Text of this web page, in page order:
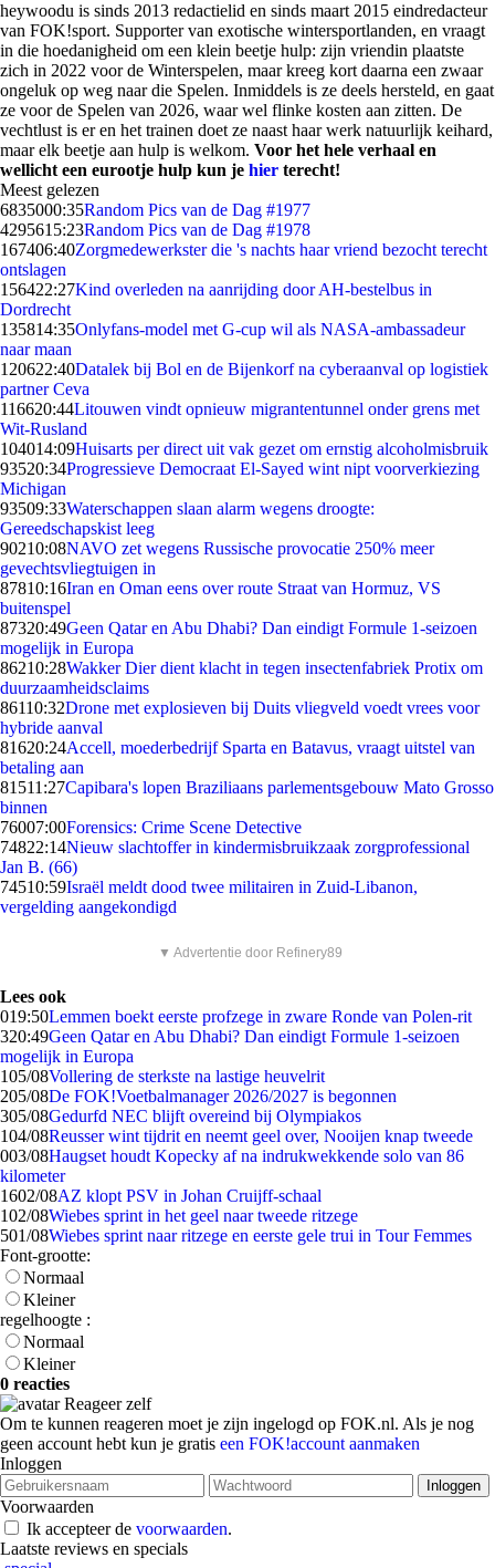
heywoodu is sinds 2013 redactielid en sinds maart 2015 eindredacteur
van FOK!sport. Supporter van exotische wintersportlanden, en vraagt
in die hoedanigheid om een klein beetje hulp: zijn vriendin plaatste
zich in 2022 voor de Winterspelen, maar kreeg kort daarna een zwaar
ongeluk op weg naar die Spelen. Inmiddels is ze deels hersteld, en gaat
ze voor de Spelen van 2026, waar wel flinke kosten aan zitten. De
vechtlust is er en het trainen doet ze naast haar werk natuurlijk keihard,
maar elk beetje aan hulp is welkom. Voor het hele verhaal en
wellicht een eurootje hulp kun je hier terecht!
Meest gelezen
6835000:35Random Pics van de Dag #1977
4295615:23Random Pics van de Dag #1978
167406:40Zorgmedewerkster die 's nachts haar vriend bezocht terecht
ontslagen
156422:27Kind overleden na aanrijding door AH-bestelbus in
Dordrecht
135814:35Onlyfans-model met G-cup wil als NASA-ambassadeur
naar maan
120622:40Datalek bij Bol en de Bijenkorf na cyberaanval op logistiek
partner Ceva
116620:44Litouwen vindt opnieuw migrantentunnel onder grens met
Wit-Rusland
104014:09Huisarts per direct uit vak gezet om ernstig alcoholmisbruik
93520:34Progressieve Democraat El-Sayed wint nipt voorverkiezing
Michigan
93509:33Waterschappen slaan alarm wegens droogte:
Gereedschapskist leeg
90210:08NAVO zet wegens Russische provocatie 250% meer
gevechtsvliegtuigen in
87810:16Iran en Oman eens over route Straat van Hormuz, VS
buitenspel
87320:49Geen Qatar en Abu Dhabi? Dan eindigt Formule 1-seizoen
mogelijk in Europa
86210:28Wakker Dier dient klacht in tegen insectenfabriek Protix om
duurzaamheidsclaims
86110:32Drone met explosieven bij Duits vliegveld voedt vrees voor
hybride aanval
81620:24Accell, moederbedrijf Sparta en Batavus, vraagt uitstel van
betaling aan
81511:27Capibara's lopen Braziliaans parlementsgebouw Mato Grosso
binnen
76007:00Forensics: Crime Scene Detective
74822:14Nieuw slachtoffer in kindermisbruikzaak zorgprofessional
Jan B. (66)
74510:59Israël meldt dood twee militairen in Zuid-Libanon,
vergelding aangekondigd
▼ Advertentie door Refinery89
Lees ook
019:50Lemmen boekt eerste profzege in zware Ronde van Polen-rit
320:49Geen Qatar en Abu Dhabi? Dan eindigt Formule 1-seizoen
mogelijk in Europa
105/08Vollering de sterkste na lastige heuvelrit
205/08De FOK!Voetbalmanager 2026/2027 is begonnen
305/08Gedurfd NEC blijft overeind bij Olympiakos
104/08Reusser wint tijdrit en neemt geel over, Nooijen knap tweede
003/08Haugset houdt Kopecky af na indrukwekkende solo van 86
kilometer
1602/08AZ klopt PSV in Johan Cruijff-schaal
102/08Wiebes sprint in het geel naar tweede ritzege
501/08Wiebes sprint naar ritzege en eerste gele trui in Tour Femmes
Font-grootte:
Normaal
Kleiner
regelhoogte :
Normaal
Kleiner
0 reacties
Reageer zelf
Om te kunnen reageren moet je zijn ingelogd op FOK.nl. Als je nog
geen account hebt kun je gratis een FOK!account aanmaken
Inloggen
Voorwaarden
Ik accepteer de voorwaarden.
Laatste reviews en specials